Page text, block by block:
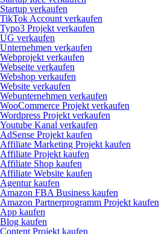
Startup verkaufen
TikTok Account verkaufen
Typo3 Projekt verkaufen
UG verkaufen
Unternehmen verkaufen
Webprojekt verkaufen
Webseite verkaufen
Webshop verkaufen
Website verkaufen
Webunternehmen verkaufen
WooCommerce Projekt verkaufen
Wordpress Projekt verkaufen
Youtube Kanal verkaufen
AdSense Projekt kaufen
Affiliate Marketing Projekt kaufen
Affiliate Projekt kaufen
Affiliate Shop kaufen
Affiliate Website kaufen
Agentur kaufen
Amazon FBA Business kaufen
Amazon Partnerprogramm Projekt kaufen
App kaufen
Blog kaufen
Content Projekt kaufen